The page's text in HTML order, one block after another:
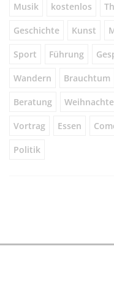
Musik kostenlos
Geschichte Kunst
Sport Führung
Wandern Brauchtum
Beratung
Vortrag Essen
Politik